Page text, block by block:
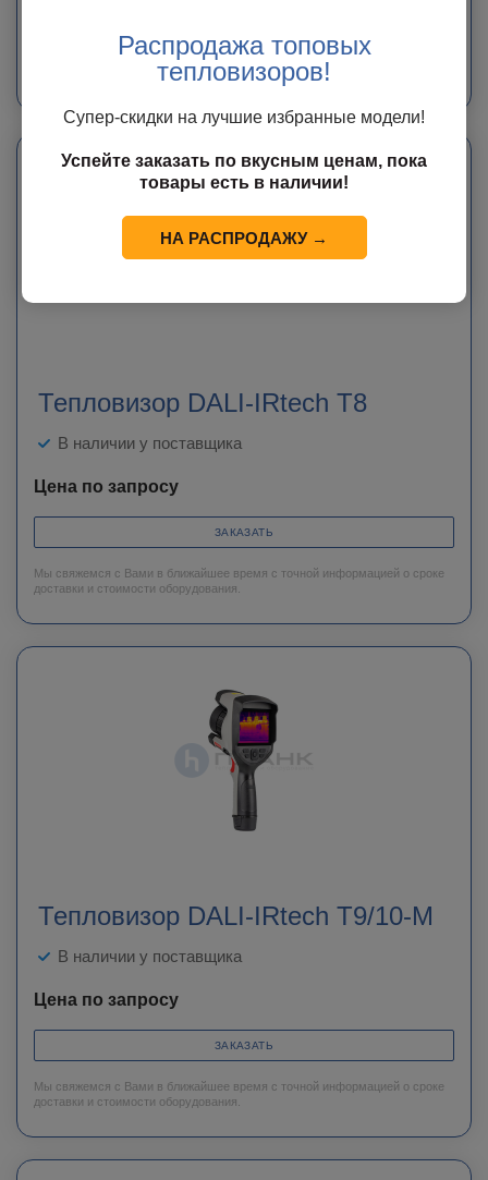
Мы свяжемся с Вами в ближайшее время с точной информацией о сроке
доставки и стоимости оборудования.
Тепловизор DALI-IRtech T8
В наличии у поставщика
Цена по запросу
ЗАКАЗАТЬ
Мы свяжемся с Вами в ближайшее время с точной информацией о сроке
доставки и стоимости оборудования.
Тепловизор DALI-IRtech T9/10-M
В наличии у поставщика
Цена по запросу
ЗАКАЗАТЬ
Мы свяжемся с Вами в ближайшее время с точной информацией о сроке
доставки и стоимости оборудования.
Распродажа топовых
тепловизоров!
Супер-скидки на лучшие избранные модели!
Успейте заказать по вкусным ценам, пока
товары есть в наличии!
НА РАСПРОДАЖУ →